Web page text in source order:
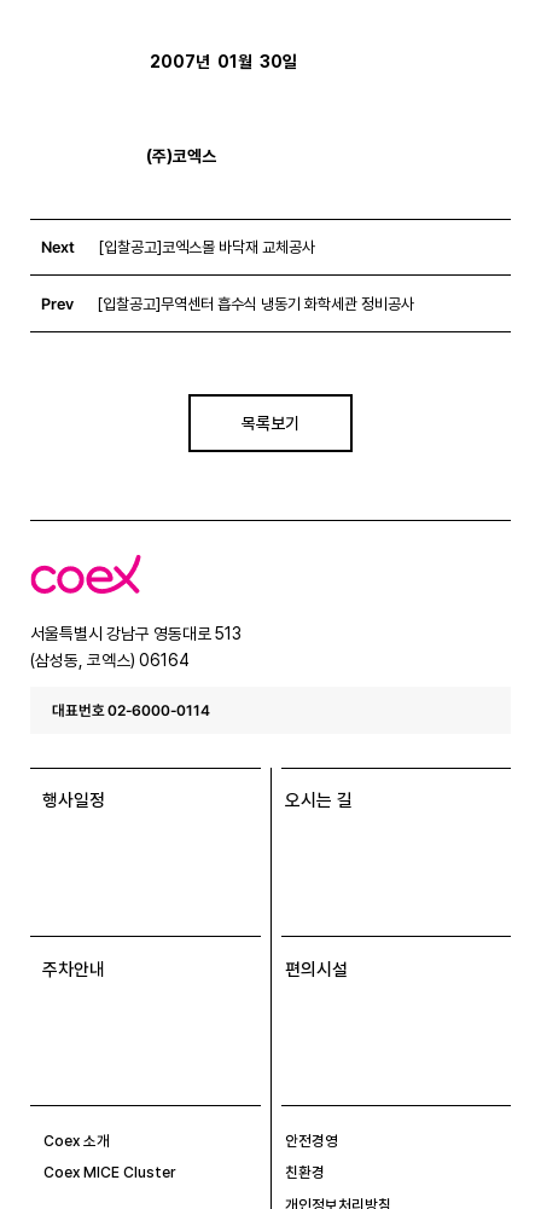
2007년  01월  30일
                                (주)코엑스
Next [입찰공고]코엑스몰 바닥재 교체공사
Prev [입찰공고]무역센터 흡수식 냉동기 화학세관 정비공사
목록보기
코
엑
서울특별시 강남구 영동대로 513
(삼성동, 코엑스) 06164
대표번호 02-6000-0114
행사일정 오시는 길
주차안내 편의시설
Coex 소개
Coex MICE Cluster
안전경영
친환경
개인정보처리방침